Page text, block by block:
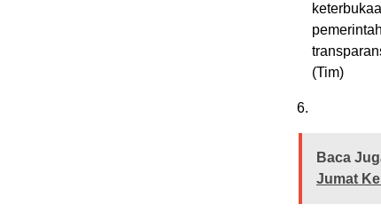
(Tim)
Baca
Jumat